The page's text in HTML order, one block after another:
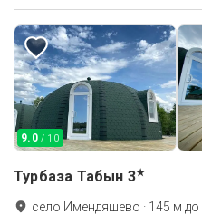
9.0 / 10
Турбаза Табын 3★
село Имендяшево · 145 м до